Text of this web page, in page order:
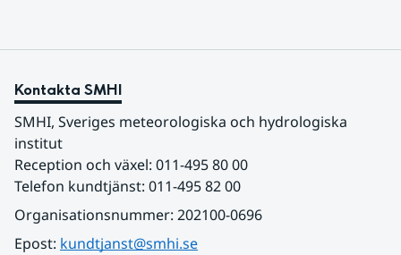
Kontakta SMHI
SMHI, Sveriges meteorologiska och hydrologiska
institut
Reception och växel: 011-495 80 00
Telefon kundtjänst: 011-495 82 00
Organisationsnummer: 202100-0696
Epost: kundtjanst@smhi.se